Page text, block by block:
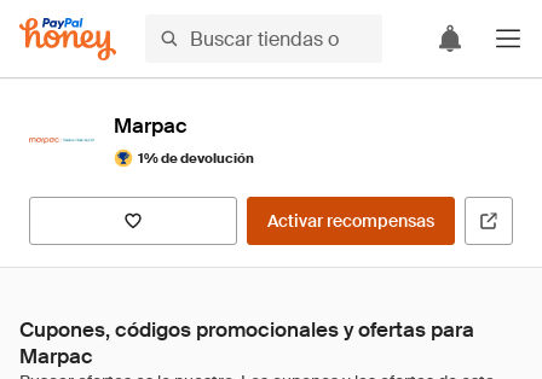
Marpac
1% de devolución
Activar recompensas
Cupones, códigos promocionales y ofertas para
Marpac